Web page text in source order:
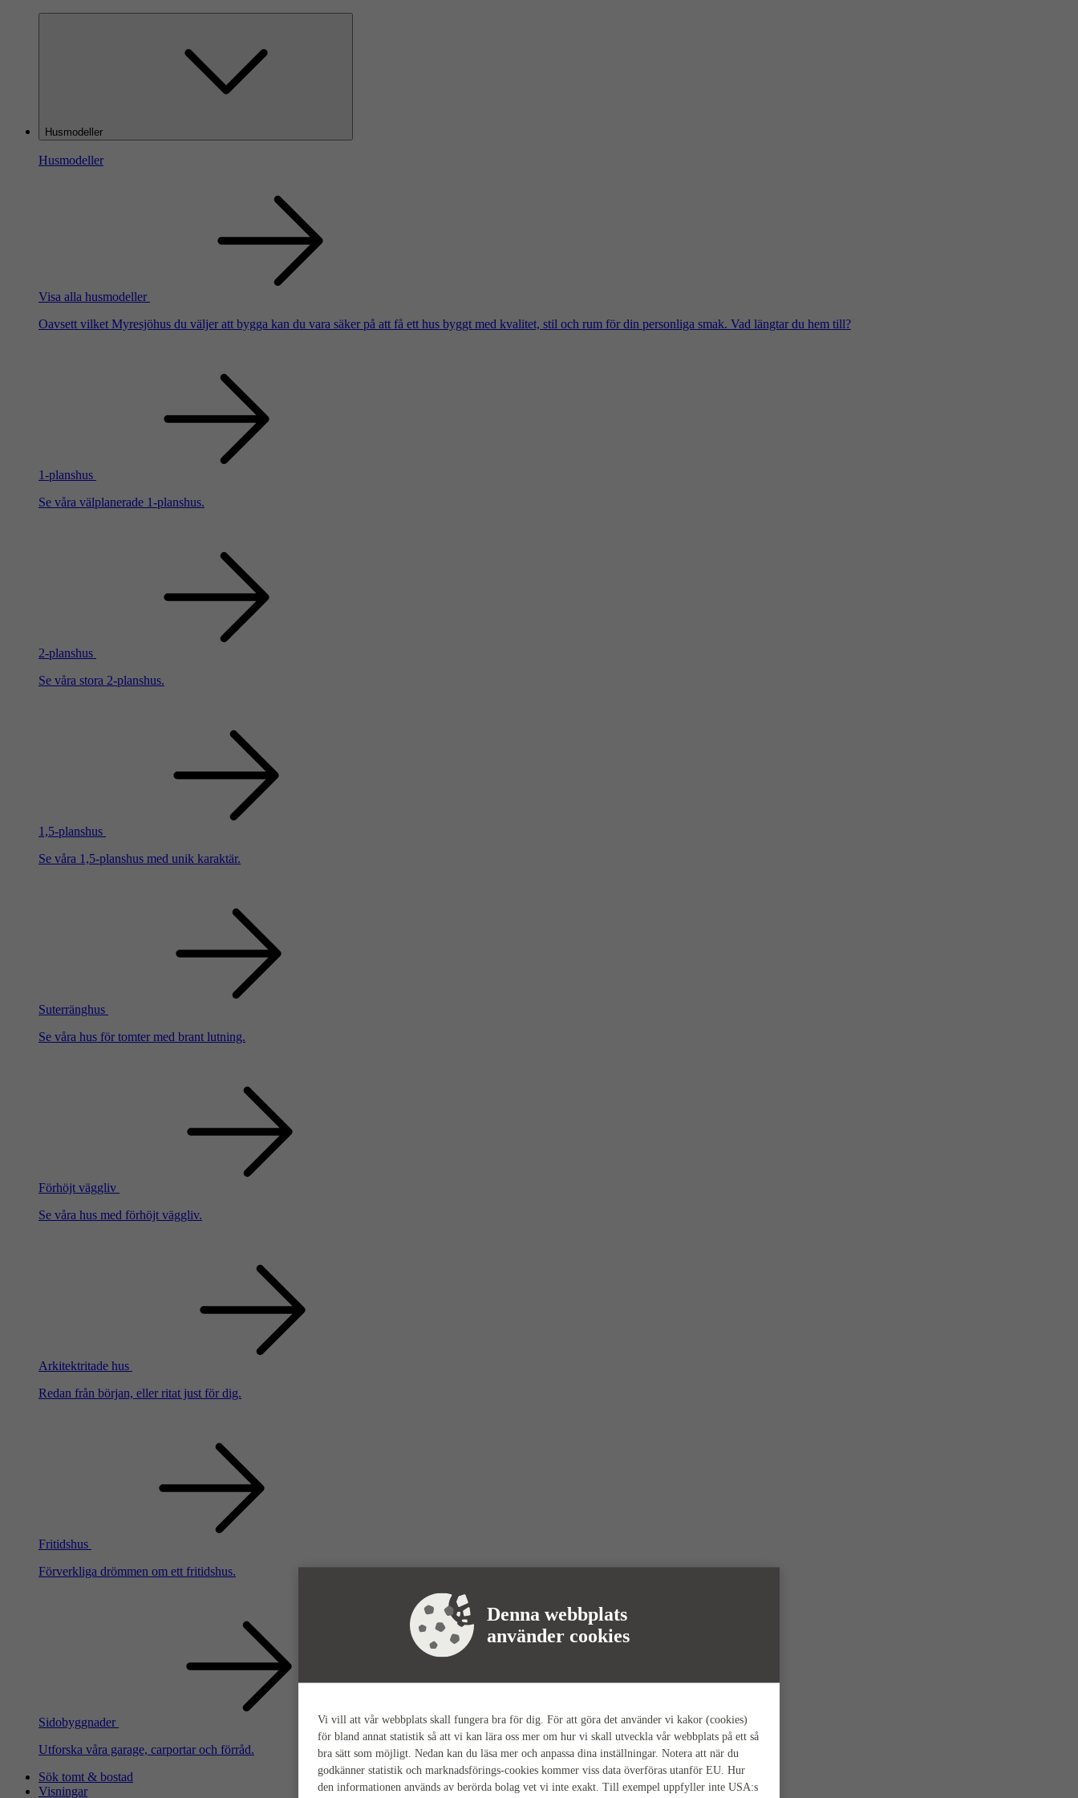
Denna webbplats
använder cookies
Vi vill att vår webbplats skall fungera bra för dig. För att göra det använder vi kakor (cookies)
för bland annat statistik så att vi kan lära oss mer om hur vi skall utveckla vår webbplats på ett så
bra sätt som möjligt. Nedan kan du läsa mer och anpassa dina inställningar. Notera att när du
godkänner statistik och marknadsförings-cookies kommer viss data överföras utanför EU. Hur
den informationen används av berörda bolag vet vi inte exakt. Till exempel uppfyller inte USA:s
Husmodeller
Husmodeller
Visa alla husmodeller
Oavsett vilket Myresjöhus du väljer att bygga kan du vara säker på att få ett hus byggt med kvalitet, stil och rum för din personliga smak. Vad längtar du hem till?
1-planshus
Se våra välplanerade 1-planshus.
2-planshus
Se våra stora 2-planshus.
1,5-planshus
Se våra 1,5-planshus med unik karaktär.
Suterränghus
Se våra hus för tomter med brant lutning.
Förhöjt väggliv
Se våra hus med förhöjt väggliv.
Arkitektritade hus
Redan från början, eller ritat just för dig.
Fritidshus
Förverkliga drömmen om ett fritidshus.
Sidobyggnader
Utforska våra garage, carportar och förråd.
Sök tomt & bostad
Visningar